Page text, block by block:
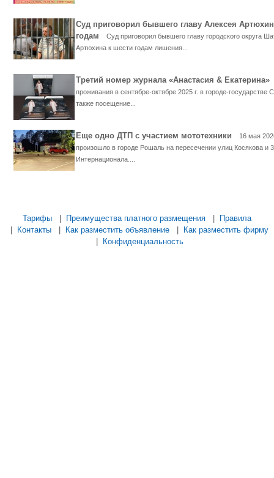
Суд приговорил бывшего главу Алексея
годам
Суд приговорил бывшего главу городского округа
Артюхина к шести годам лишения...
Третий номер журнала «Анастасия &
проживания в сентябре-октябре 2025 г. в городе-государстве
также посещение...
Еще одно ДТП с участием мототехники
16 мая
произошло в городе Рошаль на пересечении улиц Косякова и
Интернационала....
Тарифы Преимущества платного размещения
Правила
Контакты Как разместить объявление
Как разместить фирму
Конфиденциальность